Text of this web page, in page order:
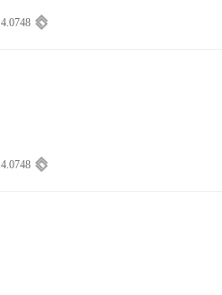
4.0748
4.0748